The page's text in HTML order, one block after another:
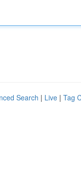
Search | Live | Tag